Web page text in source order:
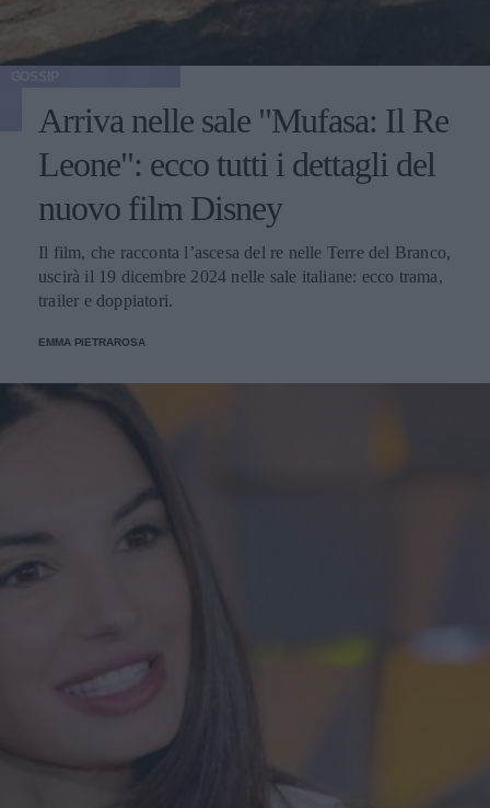
Arriva nelle sale "Mufasa: Il Re
Leone": ecco tutti i dettagli del
nuovo film Disney
Il film, che racconta l’ascesa del re nelle Terre del Branco,
uscirà il 19 dicembre 2024 nelle sale italiane: ecco trama,
trailer e doppiatori.
EMMA PIETRAROSA